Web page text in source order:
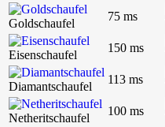
Goldschaufel
75 ms
Eisenschaufel
150 ms
Diamantschaufel
113 ms
Netheritschaufel
100 ms